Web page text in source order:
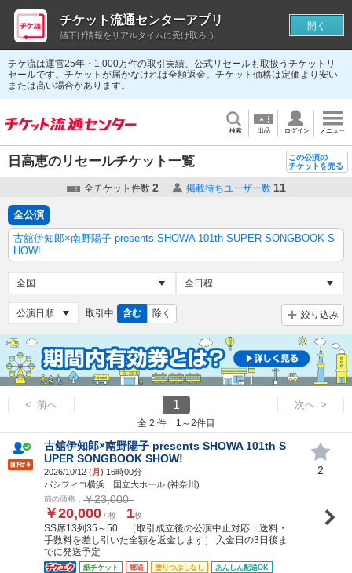
チケ流は運営25年・1,000万件の取引実績、公式リセールも取扱うチケットリ
セールです。チケットが届かなければ全額返金。チケット価格は定価より安い
または高い場合があります。
検索 出品 ログイン メニュー
日高恵のリセールチケット一覧
この公演の
チケットを売る
全チケット件数 2 掲載待ちユーザー数 11
全公演
古舘伊知郎×南野陽子 presents SHOWA 101th SUPER SONGBOOK S
HOW!
取引中 含む 除く 絞り込み
< 前へ 1 次へ >
全 2 件 1～2件目
古舘伊知郎×南野陽子 presents SHOWA 101th S
UPER SONGBOOK SHOW!
2026/10/12 (月) 16時00分
パシフィコ横浜 国立大ホール (神奈川)
前の価格： ￥23,000
￥20,000 / 枚 1枚
SS席13列35～50 ［取引成立後の公演中止対応：送料・
手数料を差し引いた全額を返金します］ 入金日の3日後ま
でに発送予定
紙チケット 郵送 塗りつぶしなし
あんしん配送OK
2
チケット流通センターアプリ
値下げ情報をリアルタイムに受け取ろう
開く